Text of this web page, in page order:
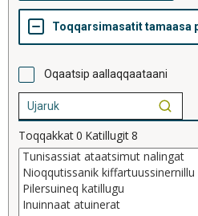
Oqaatsip aallaqqaataani
Toqqakkat0 Katillugit8